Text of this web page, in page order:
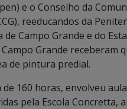
e o Conselho da
reeducandos da
de Campo Grande e do
Grande receberam
de pintura predial.
160 horas, envolveu
pela Escola Concretta,